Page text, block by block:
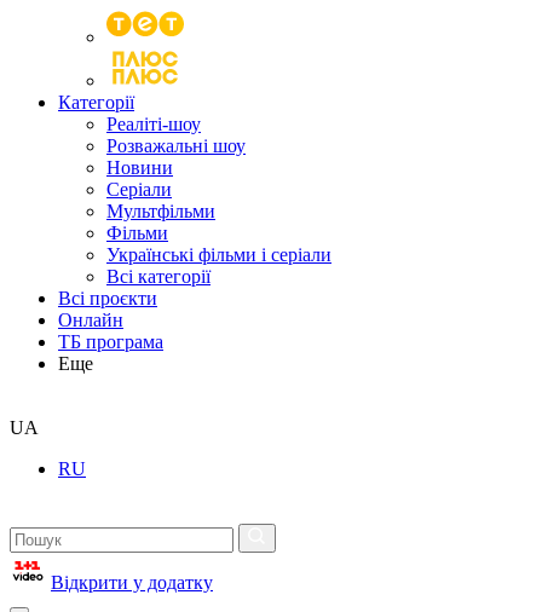
Категорії
Реаліті-шоу
Розважальні шоу
Новини
Серіали
Мультфільми
Фільми
Українські фільми і серіали
Всі категорії
Всі проєкти
Онлайн
ТБ програма
Еще
UA
RU
Відкрити у додатку